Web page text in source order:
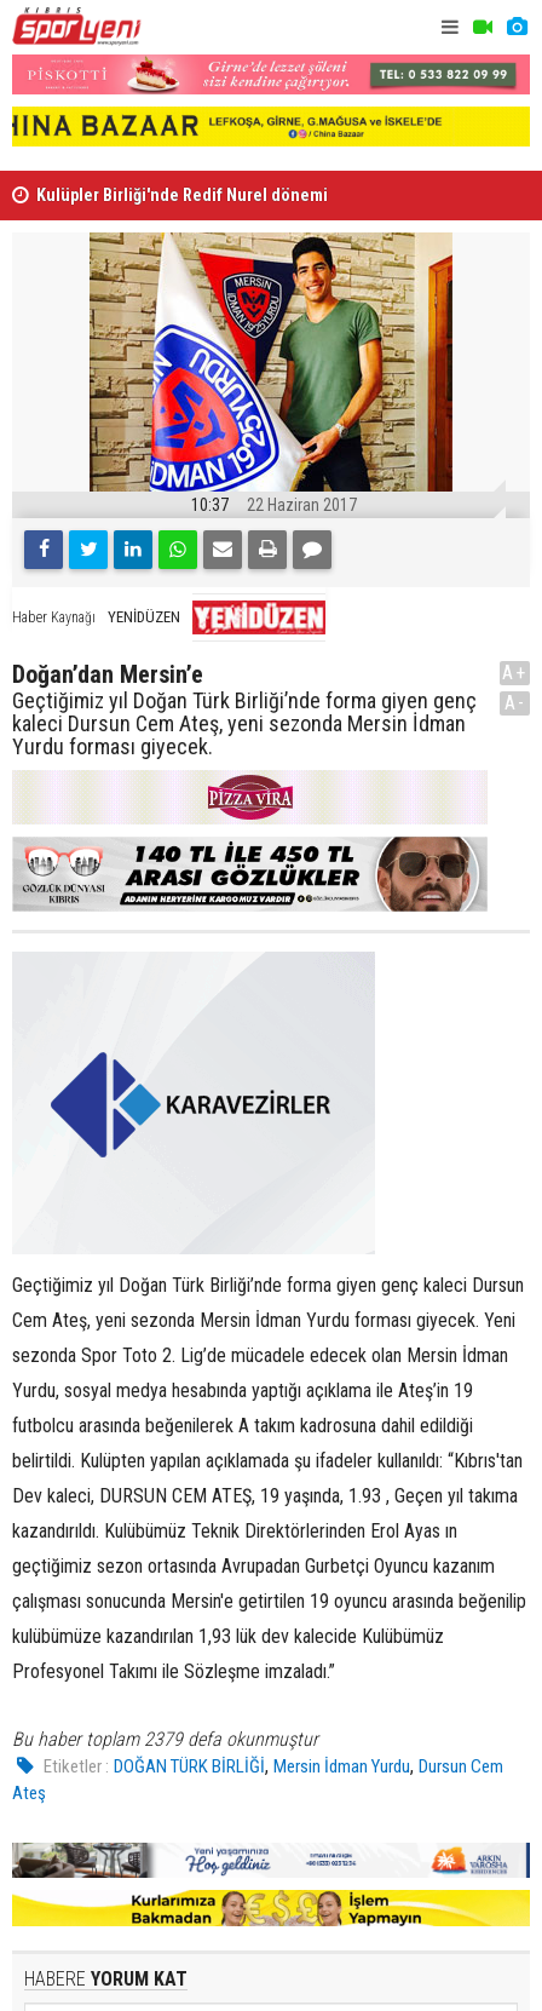
Kulüpler Birliği'nde Redif Nurel dönemi
10:37 22 Haziran 2017
Haber Kaynağı YENİDÜZEN
Doğan’dan Mersin’e
Geçtiğimiz yıl Doğan Türk Birliği’nde forma giyen genç
kaleci Dursun Cem Ateş, yeni sezonda Mersin İdman
Yurdu forması giyecek.
A+
A-
Geçtiğimiz yıl Doğan Türk Birliği’nde forma giyen genç kaleci Dursun
Cem Ateş, yeni sezonda Mersin İdman Yurdu forması giyecek. Yeni
sezonda Spor Toto 2. Lig’de mücadele edecek olan Mersin İdman
Yurdu, sosyal medya hesabında yaptığı açıklama ile Ateş’in 19
futbolcu arasında beğenilerek A takım kadrosuna dahil edildiği
belirtildi. Kulüpten yapılan açıklamada şu ifadeler kullanıldı: “Kıbrıs'tan
Dev kaleci, DURSUN CEM ATEŞ, 19 yaşında, 1.93 , Geçen yıl takıma
kazandırıldı. Kulübümüz Teknik Direktörlerinden Erol Ayas ın
geçtiğimiz sezon ortasında Avrupadan Gurbetçi Oyuncu kazanım
çalışması sonucunda Mersin'e getirtilen 19 oyuncu arasında beğenilip
kulübümüze kazandırılan 1,93 lük dev kalecide Kulübümüz
Profesyonel Takımı ile Sözleşme imzaladı.”
Bu haber toplam 2379 defa okunmuştur
Etiketler : DOĞAN TÜRK BİRLİĞİ,Mersin İdman Yurdu,Dursun Cem
Ateş
HABERE YORUM KAT